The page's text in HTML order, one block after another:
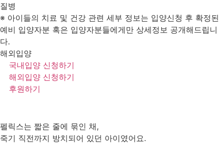
질병
※ 아이들의 치료 및 건강 관련 세부 정보는 입양신청 후 확정된
예비 입양자분 혹은 입양자분들에게만 상세정보 공개해드립니
다.
해외입양
국내입양 신청하기
해외입양 신청하기
후원하기
펠릭스는 짧은 줄에 묶인 채,
죽기 직전까지 방치되어 있던 아이였어요.